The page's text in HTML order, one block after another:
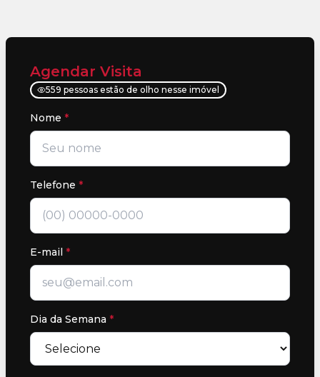
Agendar Visita
559 pessoas estão de olho nesse imóvel
Nome *
Telefone *
E-mail *
Dia da Semana *